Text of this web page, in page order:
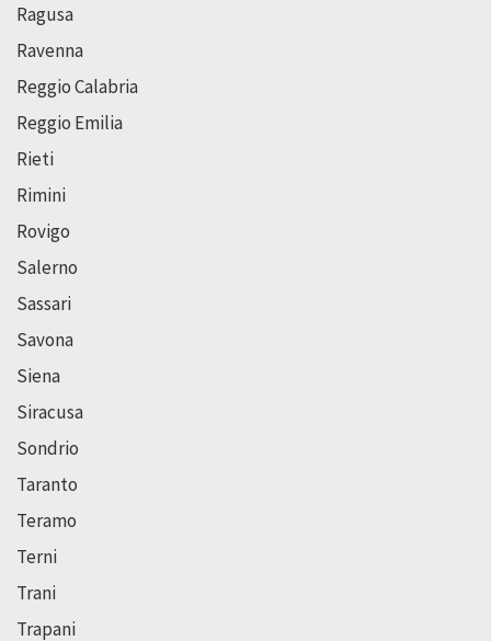
Ragusa
Ravenna
Reggio Calabria
Reggio Emilia
Rieti
Rimini
Rovigo
Salerno
Sassari
Savona
Siena
Siracusa
Sondrio
Taranto
Teramo
Terni
Trani
Trapani